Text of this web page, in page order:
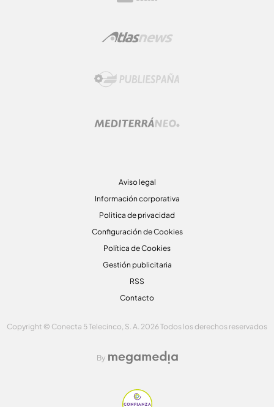
Aviso legal
Información corporativa
Politica de privacidad
Configuración de Cookies
Política de Cookies
Gestión publicitaria
RSS
Contacto
Copyright © Conecta 5 Telecinco, S. A. 2026 Todos los derechos reservados
By